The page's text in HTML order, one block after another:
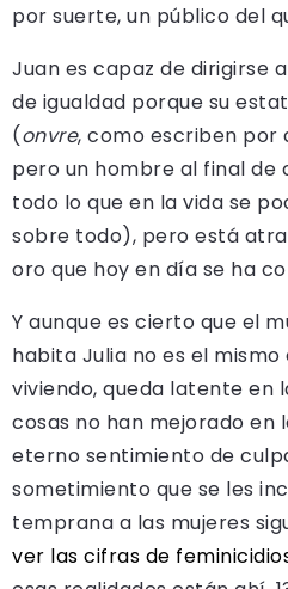
por suerte, un público del
Juan es capaz de dirigirse
de igualdad porque su
(onvre, como escriben por
pero un hombre al final de
todo lo que en la vida se
sobre todo), pero está
oro que hoy en día se ha
Y aunque es cierto que el
habita Julia no es el
viviendo, queda latente en
cosas no han mejorado en
eterno sentimiento de
sometimiento que se les
temprana a las mujeres
ver las cifras de